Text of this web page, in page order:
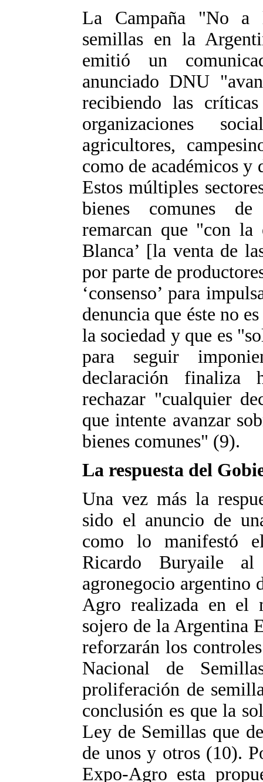
La Campaña "No a
semillas en la
emitió un
anunciado DNU
recibiendo las
organizaciones
agricultores,
como de académicos y
Estos múltiples
bienes comunes
remarcan que "con la
Blanca’ [la venta de
por parte de
‘consenso’ para
denuncia que éste no
la sociedad y que es
para seguir
declaración finaliza
rechazar "cualquier
que intente avanzar
bienes comunes" (9).
La respuesta del
Una vez más la
sido el anuncio de
como lo manifestó
Ricardo Buryaile
agronegocio argentino
Agro realizada en el
sojero de la Argentina
reforzarán los
Nacional de
proliferación de
conclusión es que la
Ley de Semillas que
de unos y otros (10).
Expo-Agro esta